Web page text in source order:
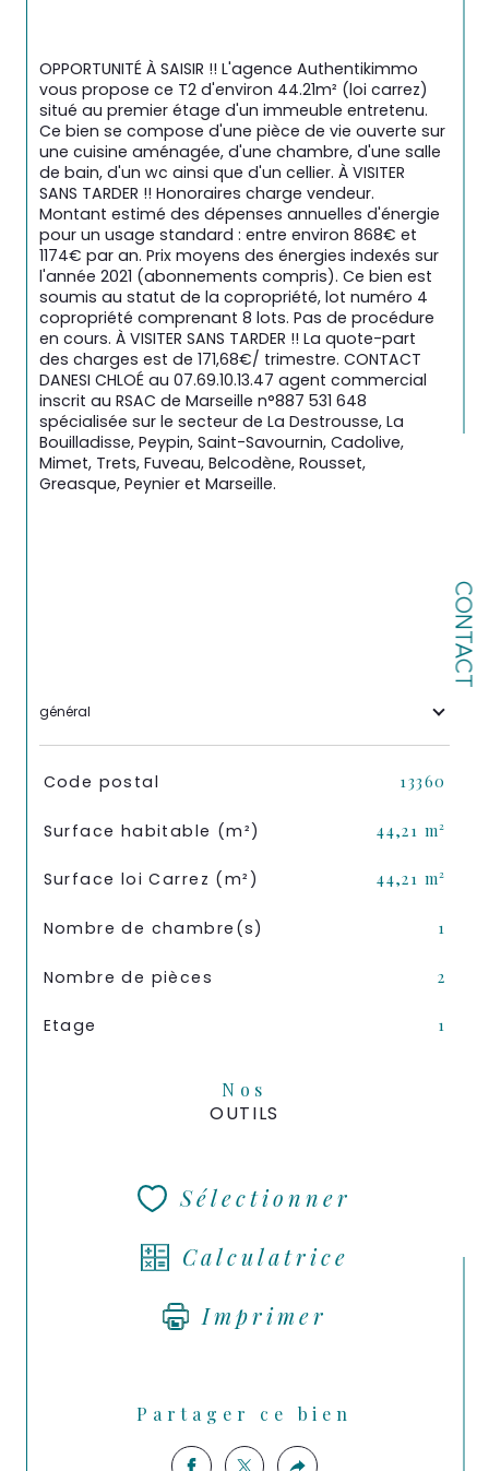
CONTACT
OPPORTUNITÉ À SAISIR !! L'agence Authentikimmo
vous propose ce T2 d'environ 44.21m² (loi carrez)
situé au premier étage d'un immeuble entretenu.
Ce bien se compose d'une pièce de vie ouverte sur
une cuisine aménagée, d'une chambre, d'une salle
de bain, d'un wc ainsi que d'un cellier. À VISITER
SANS TARDER !! Honoraires charge vendeur.
Montant estimé des dépenses annuelles d'énergie
pour un usage standard : entre environ 868€ et
1174€ par an. Prix moyens des énergies indexés sur
l'année 2021 (abonnements compris). Ce bien est
soumis au statut de la copropriété, lot numéro 4
copropriété comprenant 8 lots. Pas de procédure
en cours. À VISITER SANS TARDER !! La quote-part
des charges est de 171,68€/ trimestre. CONTACT
DANESI CHLOÉ au 07.69.10.13.47 agent commercial
inscrit au RSAC de Marseille n°887 531 648
spécialisée sur le secteur de La Destrousse, La
Bouilladisse, Peypin, Saint-Savournin, Cadolive,
Mimet, Trets, Fuveau, Belcodène, Rousset,
Greasque, Peynier et Marseille.
général
TRAD_SIROCCO_Caracteristique
Code postal 13360
Surface habitable (m²) 44,21 m²
Surface loi Carrez (m²) 44,21 m²
Nombre de chambre(s) 1
Nombre de pièces 2
Etage 1
Nos
OUTILS
Sélectionner
Calculatrice
Imprimer
Partager ce bien